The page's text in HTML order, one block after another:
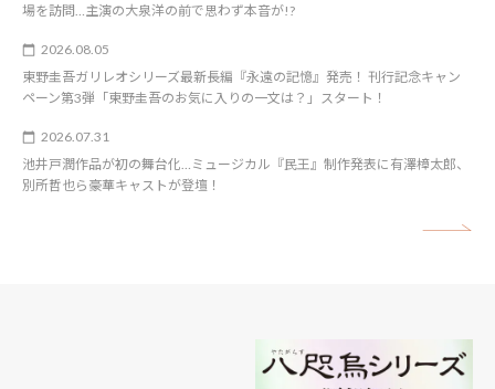
場を訪問…主演の大泉洋の前で思わず本音が!?
2026.08.05
東野圭吾ガリレオシリーズ最新長編『永遠の記憶』発売！ 刊行記念キャン
ペーン第3弾「東野圭吾のお気に入りの一文は？」スタート！
2026.07.31
池井戸潤作品が初の舞台化…ミュージカル『民王』制作発表に有澤樟太郎、
別所哲也ら豪華キャストが登壇！